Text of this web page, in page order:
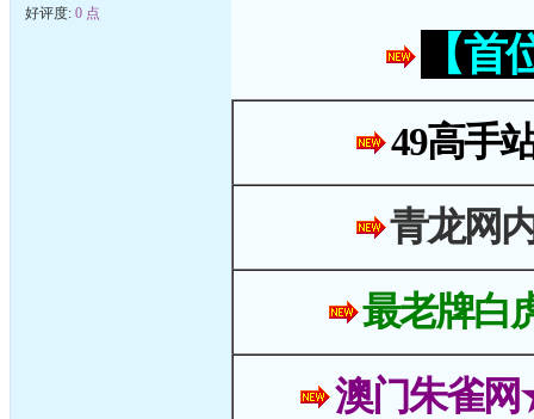
好评度: 0 点
【
49高手
青龙网
最老牌白
澳门朱雀